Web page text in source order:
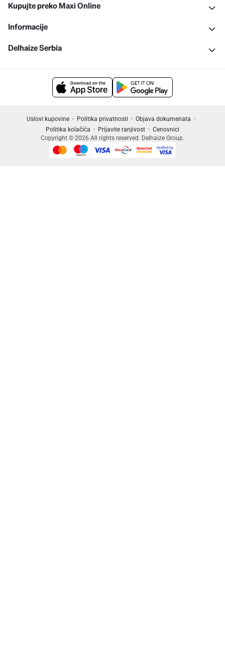
Kupujte preko Maxi Online
Informacije
Delhaize Serbia
Uslovi kupovine Politika privatnosti
Objava dokumenata
Politika kolačića
Prijavite ranjivost
Cenovnici
Copyright © 2026 All rights reserved. Delhaize Group.